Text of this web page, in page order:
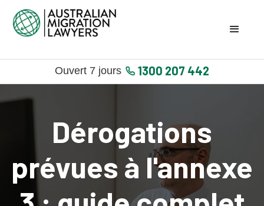
Ouvert 7 jours 1300 207 442
Dérogations
prévues à l'annexe